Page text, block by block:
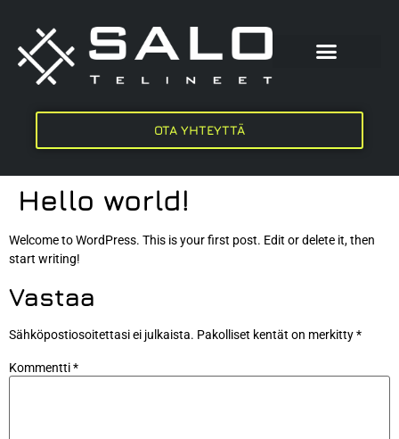
OTA YHTEYTTÄ
Hello world!
Welcome to WordPress. This is your first post. Edit or delete it, then
start writing!
Vastaa
Sähköpostiosoitettasi ei julkaista. Pakolliset kentät on merkitty*
Kommentti*